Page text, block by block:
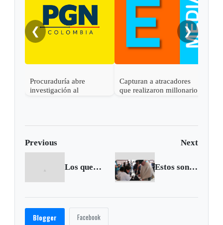
❮
Procuraduría abre
investigación al
política
Capturan a atracadores
que realizaron millonario
❯
Previous Next
Los quemados de Boyacá Estos son los Representantes a la Cámara elegidos en Boyacá
Blogger Facebook